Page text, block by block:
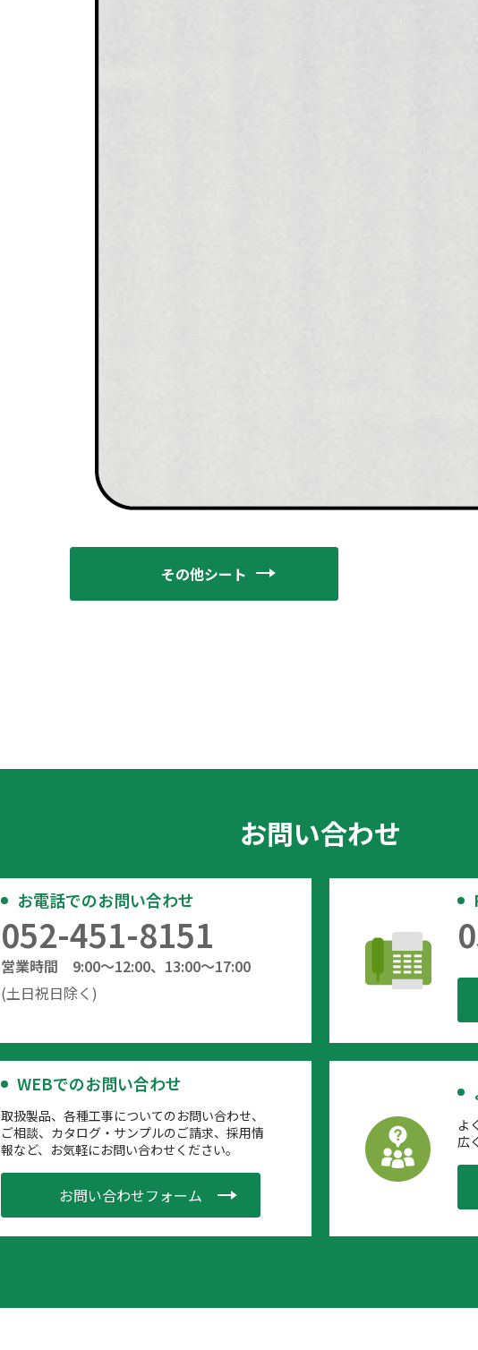
その他シート
お問い合わせ
お電話でのお問い合わせ
052-451-8151
営業時間 9:00～12:00、13:00～17:00
(土日祝日除く)
WEBでのお問い合わせ
取扱製品、各種工事についてのお問い合わせ、
ご相談、カタログ・サンプルのご請求、採用情
報など、お気軽にお問い合わせください。
お問い合わせフォーム
よ
広